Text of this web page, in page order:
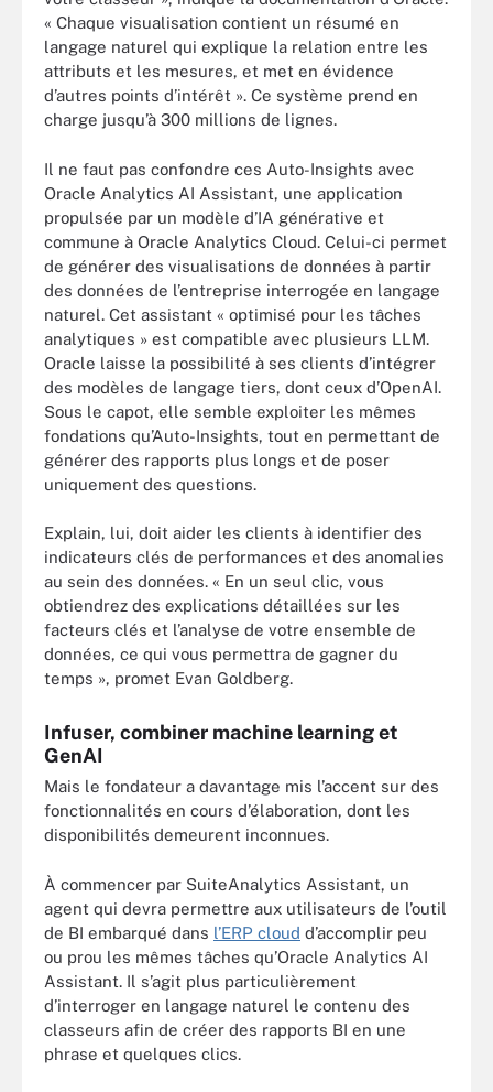
« Chaque visualisation contient un résumé en
langage naturel qui explique la relation entre les
attributs et les mesures, et met en évidence
d’autres points d’intérêt ». Ce système prend en
charge jusqu’à 300 millions de lignes.
Il ne faut pas confondre ces Auto-Insights avec
Oracle Analytics AI Assistant, une application
propulsée par un modèle d’IA générative et
commune à Oracle Analytics Cloud. Celui-ci permet
de générer des visualisations de données à partir
des données de l’entreprise interrogée en langage
naturel. Cet assistant « optimisé pour les tâches
analytiques » est compatible avec plusieurs LLM.
Oracle laisse la possibilité à ses clients d’intégrer
des modèles de langage tiers, dont ceux d’OpenAI.
Sous le capot, elle semble exploiter les mêmes
fondations qu’Auto-Insights, tout en permettant de
générer des rapports plus longs et de poser
uniquement des questions.
Explain, lui, doit aider les clients à identifier des
indicateurs clés de performances et des anomalies
au sein des données. « En un seul clic, vous
obtiendrez des explications détaillées sur les
facteurs clés et l’analyse de votre ensemble de
données, ce qui vous permettra de gagner du
temps », promet Evan Goldberg.
Infuser, combiner machine learning et
GenAI
Mais le fondateur a davantage mis l’accent sur des
fonctionnalités en cours d’élaboration, dont les
disponibilités demeurent inconnues.
À commencer par SuiteAnalytics Assistant, un
agent qui devra permettre aux utilisateurs de l’outil
de BI embarqué dans l’ERP cloud d’accomplir peu
ou prou les mêmes tâches qu’Oracle Analytics AI
Assistant. Il s’agit plus particulièrement
d’interroger en langage naturel le contenu des
classeurs afin de créer des rapports BI en une
phrase et quelques clics.